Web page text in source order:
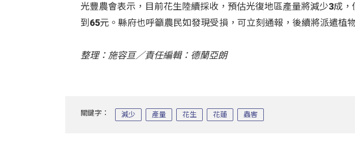
光豐農會表示，目前花生陸續採收，預估光復地區產量將減少3成
到65元。縣府也呼籲農民如發現受損，可立刻通報，後續將派遣植
整理：施容亘／責任編輯：德蘭亞朗
關鍵字： 減少 產量 花生 花蓮 蟲害